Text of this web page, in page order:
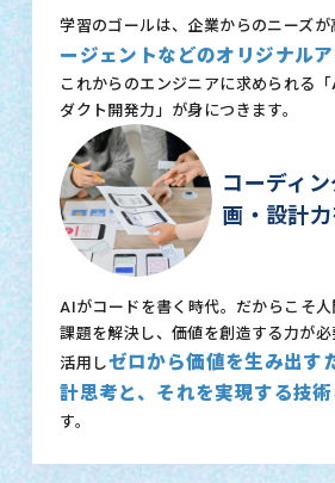
学習のゴールは、企業からのニーズが
ージェントなどのオリジナル
これからのエンジニアに求められる
ダクト開発力」が身につきます。
コーディ
画・設計
AIがコードを書く時代。だからこそ
課題を解決し、価値を創造する力が
活用しゼロから価値を生み出す
計思考と、それを実現する技術
す。